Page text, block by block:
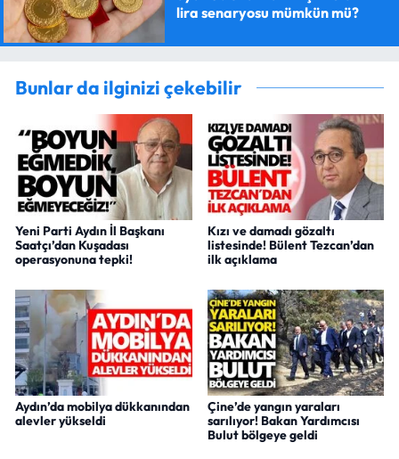
lira senaryosu mümkün mü?
Bunlar da ilginizi çekebilir
Yeni Parti Aydın İl Başkanı
Saatçı’dan Kuşadası
operasyonuna tepki!
Kızı ve damadı gözaltı
listesinde! Bülent Tezcan’dan
ilk açıklama
Aydın’da mobilya dükkanından
alevler yükseldi
Çine’de yangın yaraları
sarılıyor! Bakan Yardımcısı
Bulut bölgeye geldi